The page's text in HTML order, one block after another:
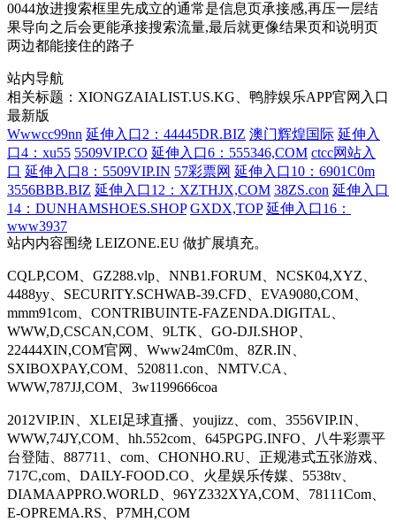
0044放进搜索框里先成立的通常是信息页承接感,再压一层结
果导向之后会更能承接搜索流量,最后就更像结果页和说明页
两边都能接住的路子
站内导航
相关标题：XIONGZAIALIST.US.KG、鸭脖娱乐APP官网入口
最新版
Wwwcc99nn 延伸入口2：44445DR.BIZ 澳门辉煌国际 延伸入
口4：xu55 5509VIP.CO 延伸入口6：555346,COM ctcc网站入
口 延伸入口8：5509VIP.IN 57彩票网 延伸入口10：6901C0m
3556BBB.BIZ 延伸入口12：XZTHJX,COM 38ZS.con 延伸入口
14：DUNHAMSHOES.SHOP GXDX,TOP 延伸入口16：
www3937
站内内容围绕 LEIZONE.EU 做扩展填充。
CQLP,COM、GZ288.vlp、NNB1.FORUM、NCSK04,XYZ、
4488yy、SECURITY.SCHWAB-39.CFD、EVA9080,COM、
mmm91com、CONTRIBUINTE-FAZENDA.DIGITAL、
WWW,D,CSCAN,COM、9LTK、GO-DJI.SHOP、
22444XIN,COM官网、Www24mC0m、8ZR.IN、
SXIBOXPAY,COM、520811.con、NMTV.CA、
WWW,787JJ,COM、3w1199666coa
2012VIP.IN、XLEI足球直播、youjizz、com、3556VIP.IN、
WWW,74JY,COM、hh.552com、645PGPG.INFO、八牛彩票平
台登陆、887711、com、CHONHO.RU、正规港式五张游戏、
717C,com、DAILY-FOOD.CO、火星娱乐传媒、5538tv、
DIAMAAPPRO.WORLD、96YZ332XYA,COM、78111Com、
E-OPREMA.RS、P7MH,COM